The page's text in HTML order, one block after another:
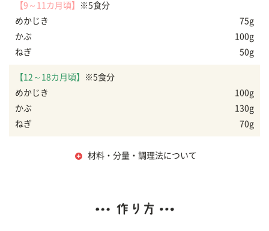
【9～11カ月頃】
※5食分
めかじき
かぶ
ねぎ
75g
100g
50g
【12～18カ月頃】
※5食分
めかじき
かぶ
ねぎ
100g
130g
70g
材料・分量・調理法について